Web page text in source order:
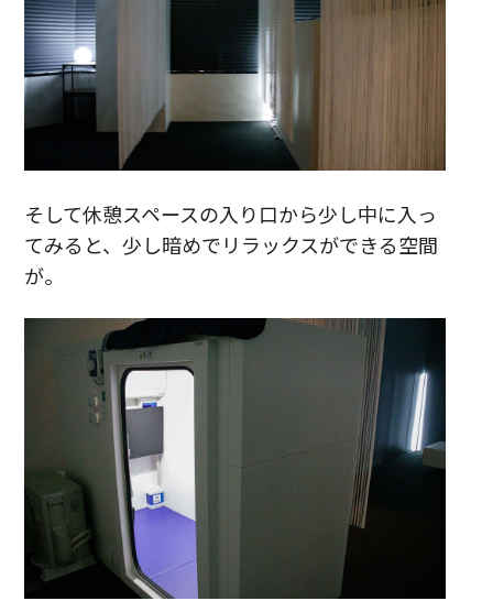
そして休憩スペースの入り口から少し中に入っ
てみると、少し暗めでリラックスができる空間
が。